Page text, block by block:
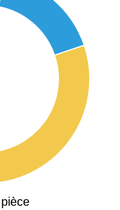
15 155 €
4 284 €
3 382 €